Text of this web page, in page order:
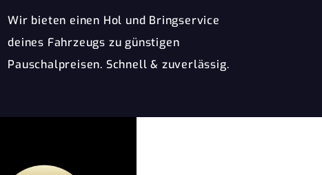
Wir bieten einen Hol und Bringservice
deines Fahrzeugs zu günstigen
Pauschalpreisen. Schnell & zuverlässig.